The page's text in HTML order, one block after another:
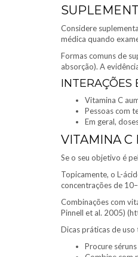
Considere
médica quando
Formas comuns de
absorção). A
INTERAÇÕES
Vitamina C
Pessoas com
Em geral,
VITAMINA C
Se o seu objetivo é
Topicamente, o L-
concentrações de
Combinações com
Pinnell et al. 2005)
Dicas práticas de uso
Procure